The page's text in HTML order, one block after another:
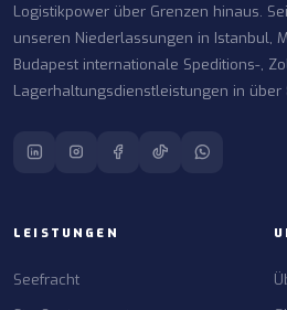
Logistikpower über Grenzen hinaus.
unseren Niederlassungen in Istanbul,
Budapest internationale Speditions-,
Lagerhaltungsdienstleistungen in über
LEISTUNGEN
Seefracht